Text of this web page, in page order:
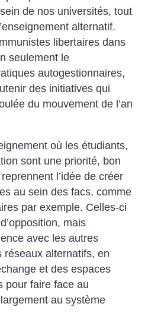
de nos universités, tout
alternatif.
libertaires dans
seulement le
autogestionnaires,
des initiatives qui
du mouvement de l’an
où les étudiants,
sont une priorité, bon
l’idée de créer
au sein des facs, comme
par exemple. Celles-ci
mais
avec les autres
réseaux alternatifs, en
et des espaces
pour faire face au
au système